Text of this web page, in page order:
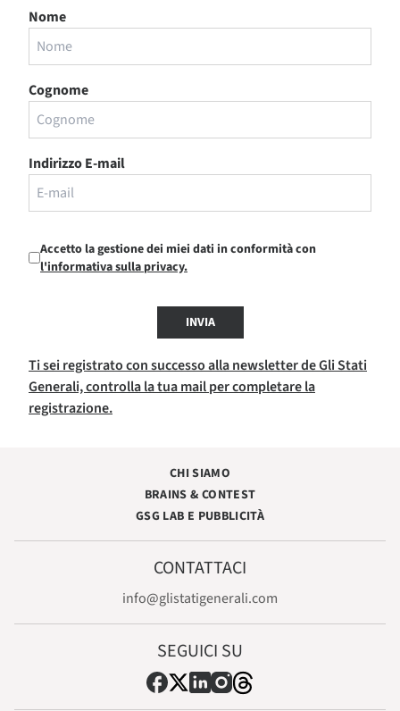
Nome
Cognome
Indirizzo E-mail
Accetto la gestione dei miei dati in conformità con
l'informativa sulla privacy.
INVIA
Ti sei registrato con successo alla newsletter de Gli Stati
Generali, controlla la tua mail per completare la
registrazione.
CHI SIAMO
BRAINS & CONTEST
GSG LAB E PUBBLICITÀ
CONTATTACI
info@glistatigenerali.com
SEGUICI SU